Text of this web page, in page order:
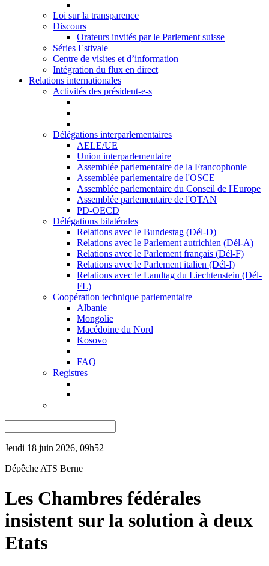
Loi sur la transparence
Discours
Orateurs invités par le Parlement suisse
Séries Estivale
Centre de visites et d’information
Intégration du flux en direct
Relations internationales
Activités des président-e-s
Délégations interparlementaires
AELE/UE
Union interparlementaire
Assemblée parlementaire de la Francophonie
Assemblée parlementaire de l'OSCE
Assemblée parlementaire du Conseil de l'Europe
Assemblée parlementaire de l'OTAN
PD-OECD
Délégations bilatérales
Relations avec le Bundestag (Dél-D)
Relations avec le Parlement autrichien (Dél-A)
Relations avec le Parlement français (Dél-F)
Relations avec le Parlement italien (Dél-I)
Relations avec le Landtag du Liechtenstein (Dél-
FL)
Coopération technique parlementaire
Albanie
Mongolie
Macédoine du Nord
Kosovo
FAQ
Registres
Jeudi 18 juin 2026, 09h52
Dépêche ATS Berne
Les Chambres fédérales
insistent sur la solution à deux
Etats